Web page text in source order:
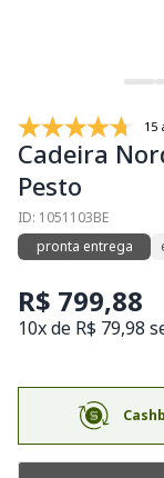
15
Cadeira
Pesto
ID: 1051103BE
pronta entrega
R$ 799,88
10x de R$ 79,98